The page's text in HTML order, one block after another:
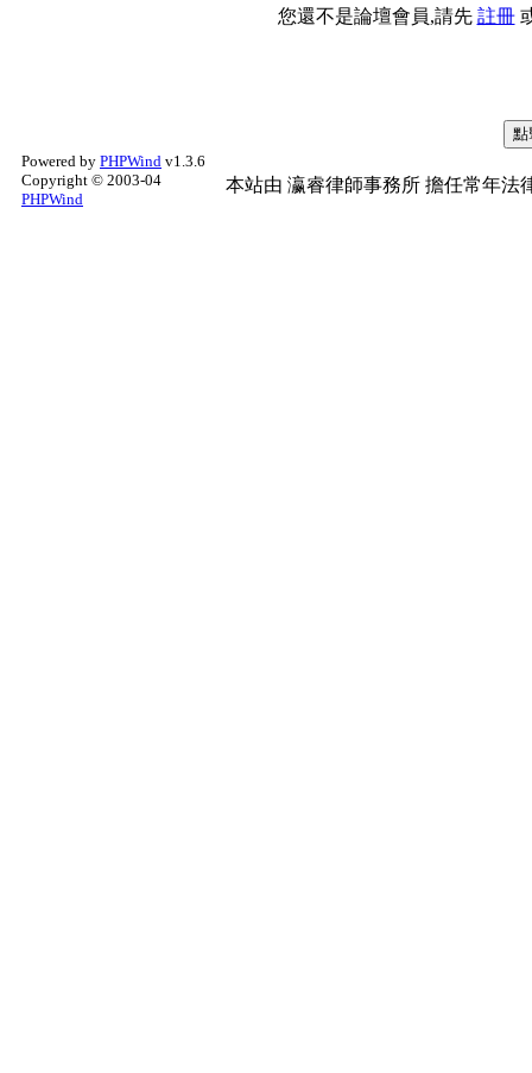
您還不是論壇會員,請先 註冊
Powered by PHPWind v1.3.6
Copyright © 2003-04
PHPWind
本站由 瀛睿律師事務所 擔任常年法